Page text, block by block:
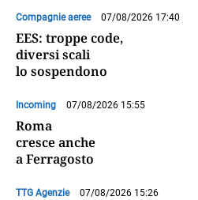
Compagnie aeree 07/08/2026 17:40
EES: troppe code,
diversi scali
lo sospendono
Incoming 07/08/2026 15:55
Roma
cresce anche
a Ferragosto
TTG Agenzie 07/08/2026 15:26